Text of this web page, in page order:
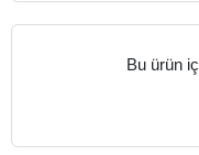
Bu ürün